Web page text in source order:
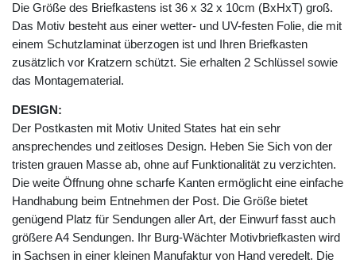
Die Größe des Briefkastens ist 36 x 32 x 10cm (BxHxT) groß.
Das Motiv besteht aus einer wetter- und UV-festen Folie, die mit
einem Schutzlaminat überzogen ist und Ihren Briefkasten
zusätzlich vor Kratzern schützt. Sie erhalten 2 Schlüssel sowie
das Montagematerial.
DESIGN:
Der Postkasten mit Motiv United States hat ein sehr
ansprechendes und zeitloses Design. Heben Sie Sich von der
tristen grauen Masse ab, ohne auf Funktionalität zu verzichten.
Die weite Öffnung ohne scharfe Kanten ermöglicht eine einfache
Handhabung beim Entnehmen der Post. Die Größe bietet
genügend Platz für Sendungen aller Art, der Einwurf fasst auch
größere A4 Sendungen. Ihr Burg-Wächter Motivbriefkasten wird
in Sachsen in einer kleinen Manufaktur von Hand veredelt. Die